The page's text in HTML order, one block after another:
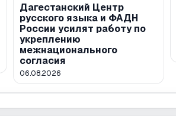
Дагестанский Центр
русского языка и ФАДН
России усилят работу по
укреплению
межнационального
согласия
06.08.2026